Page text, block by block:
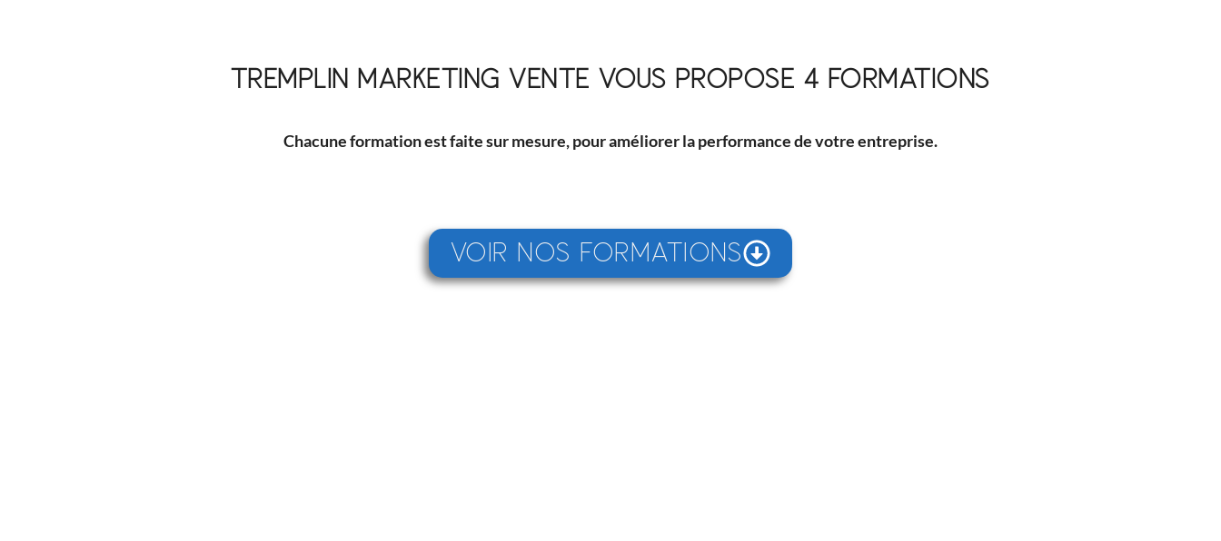
TREMPLIN MARKETING VENTE VOUS PROPOSE 4 FORMATIONS
Chacune formation est faite sur mesure, pour améliorer la performance de votre entreprise.
Voir nos formations